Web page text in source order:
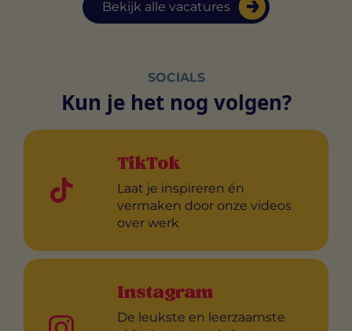
Bekijk alle vacatures
SOCIALS
Kun je het nog volgen?
TikTok
Laat je inspireren én
vermaken door onze videos
over werk
Instagram
De leukste en leerzaamste